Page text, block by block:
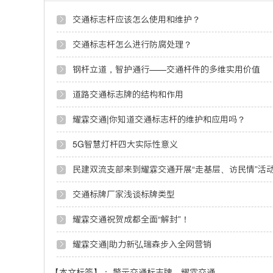
交通标志杆应该怎么使用和维护？
交通标志杆怎么进行防腐处理？
钢杆立道，智护通行——交通杆件的多维实用价值
道路交通标志牌的结构和作用
耀霖交通|你知道交通标志杆的维护和应用吗？
5G智慧灯杆四大实际性意义
民建双流支部来到耀霖交通开展“走基层、访民情”活
交通标牌厂家浅谈标牌类型
耀霖交通祝贺成都全面“解封”！
耀霖交通|助力新弘瑞森步入全网营销